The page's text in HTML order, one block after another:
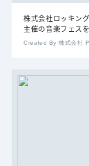
株式会社ロッキン
主催の音楽フェス
Created By 株式会社